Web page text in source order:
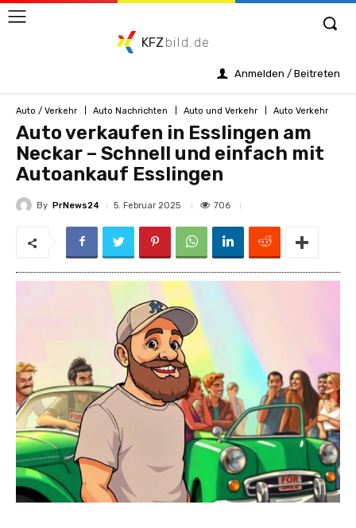
KFZ bild.de
Anmelden / Beitreten
Auto / Verkehr Auto Nachrichten Auto und Verkehr Auto Verkehr
Auto verkaufen in Esslingen am
Neckar – Schnell und einfach mit
Autoankauf Esslingen
By PrNews24 5. Februar 2025 706